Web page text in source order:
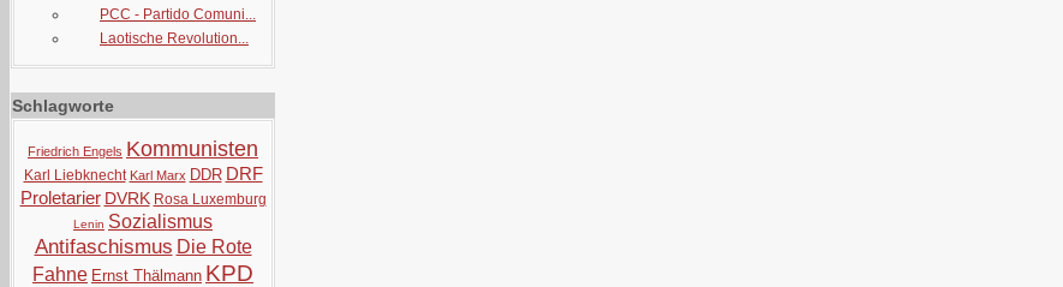
PCC - Partido Comuni...
Laotische Revolution...
Schlagworte
Friedrich Engels Kommunisten
Karl Liebknecht Karl Marx DDR DRF
Proletarier DVRK Rosa Luxemburg
Lenin Sozialismus
Antifaschismus Die Rote
Fahne Ernst Thälmann KPD